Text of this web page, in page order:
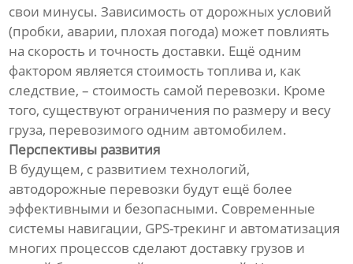
свои минусы. Зависимость от дорожных условий
(пробки, аварии, плохая погода) может повлиять
на скорость и точность доставки. Ещё одним
фактором является стоимость топлива и, как
следствие, – стоимость самой перевозки. Кроме
того, существуют ограничения по размеру и весу
груза, перевозимого одним автомобилем.
Перспективы развития
В будущем, с развитием технологий,
автодорожные перевозки будут ещё более
эффективными и безопасными. Современные
системы навигации, GPS-трекинг и автоматизация
многих процессов сделают доставку грузов и